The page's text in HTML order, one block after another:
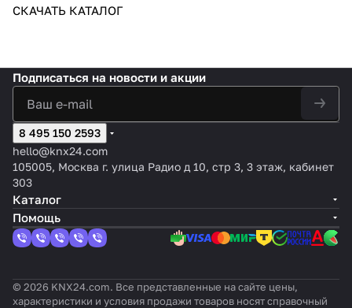
СКАЧАТЬ КАТАЛОГ
Подписаться на новости и акции
8 495 150 2593
hello@knx24.com
105005, Москва г. улица Радио д 10, стр 3, 3 этаж, кабинет
303
Каталог
Помощь
© 2026 KNX24.com. Все представленные на сайте цены,
характеристики и условия продажи товаров носят справочный